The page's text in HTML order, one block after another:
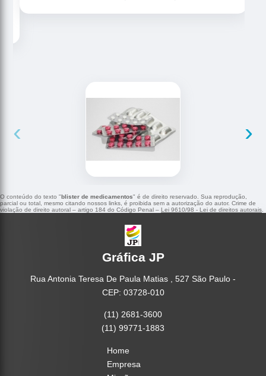
‹ ›
O conteúdo do texto "blister de medicamentos" é de direito reservado. Sua reprodução,
parcial ou total, mesmo citando nossos links, é proibida sem a autorização do autor. Crime de
violação de direito autoral – artigo 184 do Código Penal – Lei 9610/98 - Lei de direitos autorais
Gráfica JP
Rua Antonia Teresa De Paula Matias , 527 São Paulo -
CEP: 03728-010
(11) 2681-3600
(11) 99771-1883
Home
Empresa